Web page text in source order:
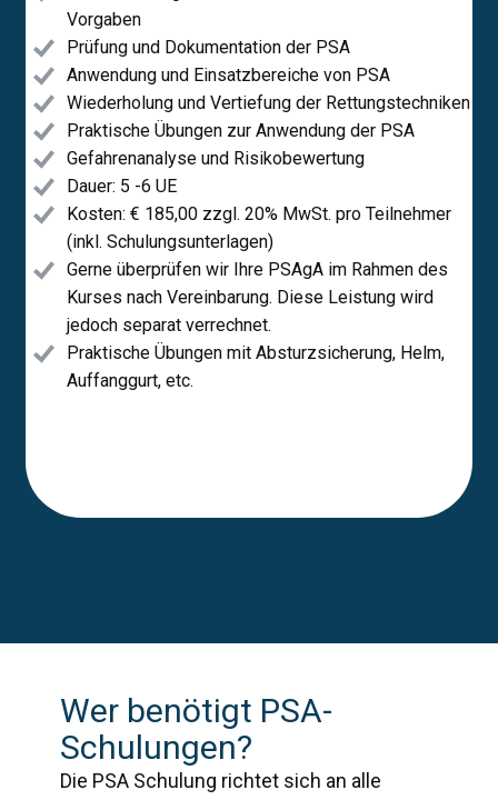
Vorgaben
Prüfung und Dokumentation der PSA
Anwendung und Einsatzbereiche von PSA
Wiederholung und Vertiefung der Rettungstechniken
Praktische Übungen zur Anwendung der PSA
Gefahrenanalyse und Risikobewertung
Dauer: 5 -6 UE
Kosten: € 185,00 ​zzgl. 20% MwSt. pro Teilnehmer
(inkl. Schulungsunterlagen)
Gerne überprüfen wir Ihre PSAgA im Rahmen des
Kurses nach Vereinbarung. Diese Leistung wird
jedoch separat verrechnet.
Praktische Übungen mit Absturzsicherung, Helm,
Auffanggurt, etc.
Wer benötigt PSA-
Schulungen?
Die PSA Schulung richtet sich an alle